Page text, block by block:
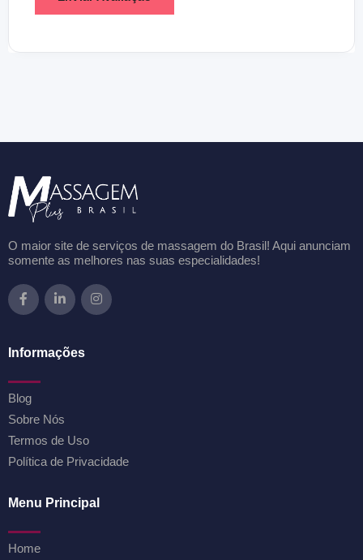
O maior site de serviços de massagem do Brasil! Aqui anunciam
somente as melhores nas suas especialidades!
Informações
Blog
Sobre Nós
Termos de Uso
Política de Privacidade
Menu Principal
Home